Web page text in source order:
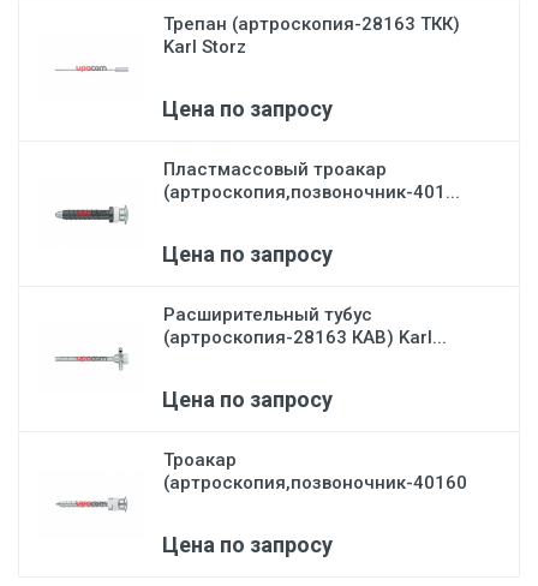
Трепан (артроскопия-28163 ТКК)
Karl Storz
Цена по запросу
Пластмассовый троакар
(артроскопия,позвоночник-401...
Цена по запросу
Расширительный тубус
(артроскопия-28163 КАВ) Karl...
Цена по запросу
Троакар
(артроскопия,позвоночник-40160
Цена по запросу